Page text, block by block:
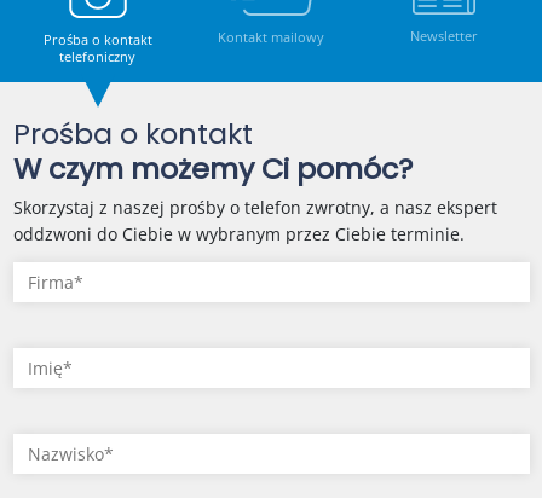
Prośba o kontakt
telefoniczny
Kontakt mailowy Newsletter
Prośba o kontakt
W czym możemy Ci pomóc?
Skorzystaj z naszej prośby o telefon zwrotny, a nasz ekspert
oddzwoni do Ciebie w wybranym przez Ciebie terminie.